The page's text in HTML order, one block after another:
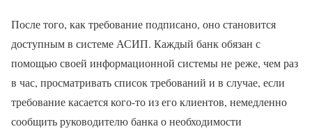
После того, как требование подписано, оно становится
доступным в системе АСИП. Каждый банк обязан с
помощью своей информационной системы не реже, чем раз
в час, просматривать список требований и в случае, если
требование касается кого-то из его клиентов, немедленно
сообщить руководителю банка о необходимости